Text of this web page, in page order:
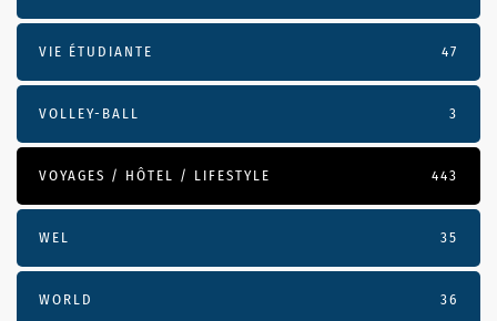
VIE ÉTUDIANTE 47
VOLLEY-BALL 3
VOYAGES / HÔTEL / LIFESTYLE 443
WEL 35
WORLD 36